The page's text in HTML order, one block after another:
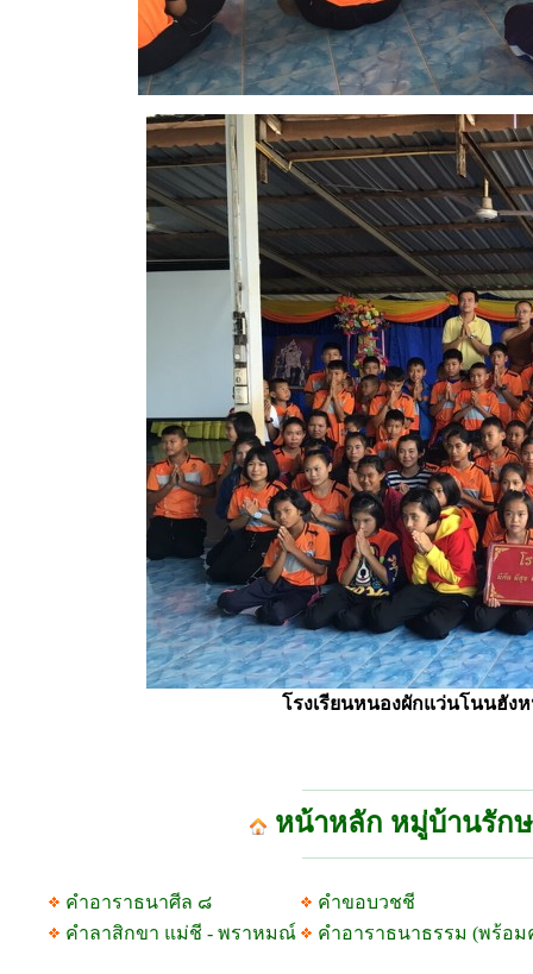
โรงเรียนหนองผักแว่นโนนฮัง
หน้าหลัก หมู่บ้านรัก
คำอาราธนาศีล ๘
คำขอบวชชี
คำลาสิกขา แม่ชี - พราหมณ์
คำอาราธนาธรรม (พร้อม